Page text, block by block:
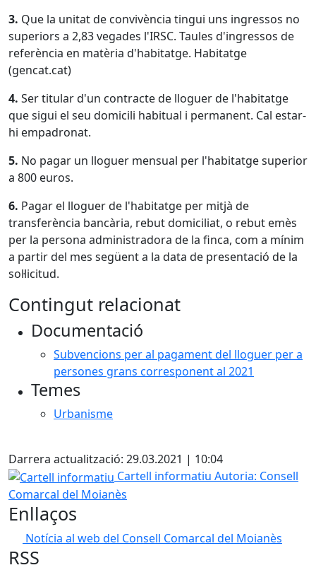
3. Que la unitat de convivència tingui uns ingressos no
superiors a 2,83 vegades l'IRSC. Taules d'ingressos de
referència en matèria d'habitatge. Habitatge
(gencat.cat)
4. Ser titular d'un contracte de lloguer de l'habitatge
que sigui el seu domicili habitual i permanent. Cal estar-
hi empadronat.
5. No pagar un lloguer mensual per l'habitatge superior
a 800 euros.
6. Pagar el lloguer de l'habitatge per mitjà de
transferència bancària, rebut domiciliat, o rebut emès
per la persona administradora de la finca, com a mínim
a partir del mes següent a la data de presentació de la
sol·licitud.
Contingut relacionat
Documentació
Subvencions per al pagament del lloguer per a
persones grans corresponent al 2021
Temes
Urbanisme
Darrera actualització: 29.03.2021 | 10:04
Cartell informatiu
Cartell informatiu Autoria: Consell
Comarcal del Moianès
Enllaços
Notícia al web del Consell Comarcal del Moianès
RSS